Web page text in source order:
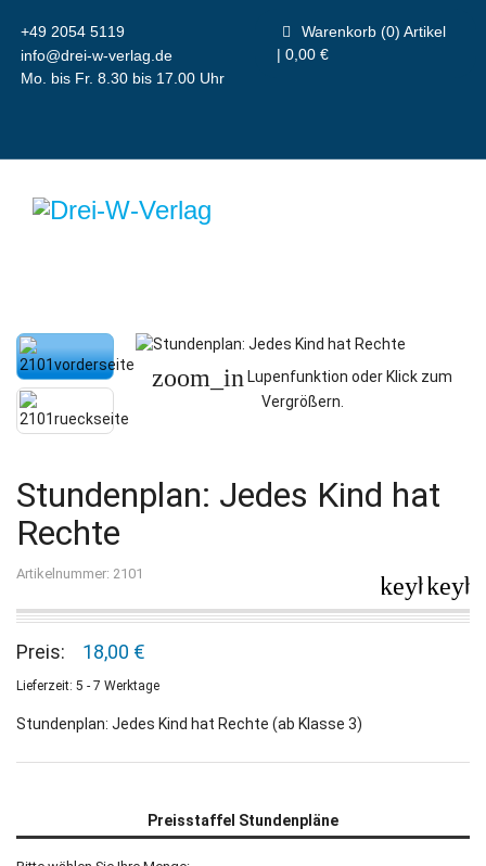
+49 2054 5119
info@drei-w-verlag.de
Mo. bis Fr. 8.30 bis 17.00 Uhr
Warenkorb (0) Artikel
| 0,00 €
zoom_in Lupenfunktion oder Klick zum
Vergrößern.
Stundenplan: Jedes Kind hat
Rechte
Artikelnummer: 2101
Preis: 18,00 €
Lieferzeit: 5 - 7 Werktage
Stundenplan: Jedes Kind hat Rechte (ab Klasse 3)
Preisstaffel Stundenpläne